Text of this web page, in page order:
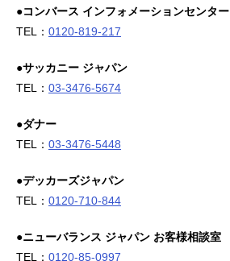
●コンバース インフォメーションセンター
TEL： 0120-819-217
●サッカニー ジャパン
TEL： 03-3476-5674
●ダナー
TEL： 03-3476-5448
●デッカーズジャパン
TEL： 0120-710-844
●ニューバランス ジャパン お客様相談室
TEL： 0120-85-0997